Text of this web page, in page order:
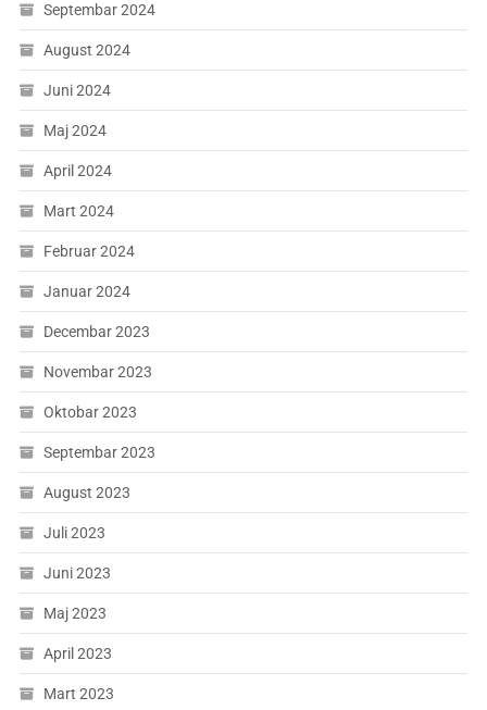
Septembar 2024
August 2024
Juni 2024
Maj 2024
April 2024
Mart 2024
Februar 2024
Januar 2024
Decembar 2023
Novembar 2023
Oktobar 2023
Septembar 2023
August 2023
Juli 2023
Juni 2023
Maj 2023
April 2023
Mart 2023